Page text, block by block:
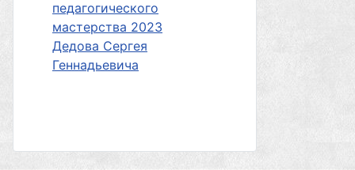
педагогического
мастерства 2023
Дедова Сергея
Геннадьевича